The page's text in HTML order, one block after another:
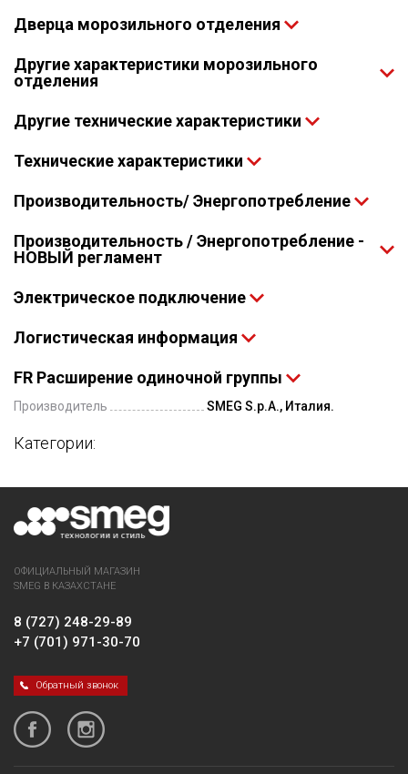
Дверца морозильного отделения
Другие характеристики морозильного
отделения
Другие технические характеристики
Технические характеристики
Производительность/ Энергопотребление
Производительность / Энергопотребление -
НОВЫЙ регламент
Электрическое подключение
Логистическая информация
FR Расширение одиночной группы
Производитель SMEG S.p.A., Италия.
Категории:
ОФИЦИАЛЬНЫЙ МАГАЗИН
SMEG В КАЗАХСТАНЕ
8 (727) 248-29-89
+7 (701) 971-30-70
Обратный звонок